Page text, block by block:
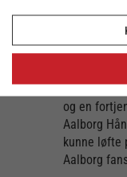
Best
Bjerre fra
Tillykke til
Tillykke til
og en
Aalborg
kunne løfte
Aalborg